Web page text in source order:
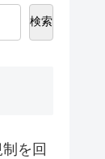
検索
を回